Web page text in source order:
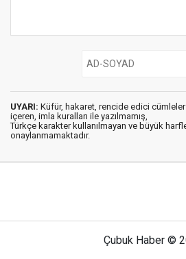
UYARI: Küfür, hakaret, rencide edici cümleler
içeren, imla kuralları ile yazılmamış,
Türkçe karakter kullanılmayan ve büyük
onaylanmamaktadır.
Çubuk Haber ©